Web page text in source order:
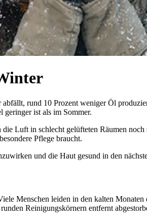
rund 10 Prozent weniger Öl
ist als im Sommer.
Luft in schlecht gelüfteten Räumen
Pflege braucht.
und die Haut gesund in den
Menschen leiden in den kalten
Reinigungskörnern entfernt